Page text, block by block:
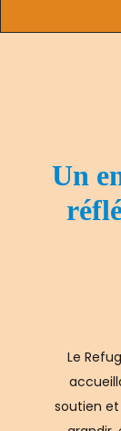
Un
Le
soutien